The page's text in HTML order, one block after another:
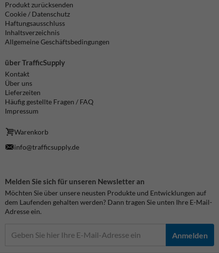
Produkt zurücksenden
Cookie / Datenschutz
Haftungsausschluss
Inhaltsverzeichnis
Allgemeine Geschäftsbedingungen
über TrafficSupply
Kontakt
Über uns
Lieferzeiten
Häufig gestellte Fragen / FAQ
Impressum
Warenkorb
info@trafficsupply.de
Melden Sie sich für unseren Newsletter an
Möchten Sie über unsere neusten Produkte und Entwicklungen auf
dem Laufenden gehalten werden? Dann tragen Sie unten Ihre E-Mail-
Adresse ein.
Anmelden